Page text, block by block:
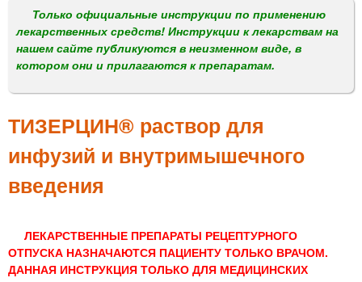
м
е
н
Только официальные инструкции по применению
лекарственных средств! Инструкции к лекарствам на
нашем сайте публикуются в неизменном виде, в
котором они и прилагаются к препаратам.
ТИЗЕРЦИН® раствор для
инфузий и внутримышечного
введения
ЛЕКАРСТВЕННЫЕ ПРЕПАРАТЫ РЕЦЕПТУРНОГО
ОТПУСКА НАЗНАЧАЮТСЯ ПАЦИЕНТУ ТОЛЬКО ВРАЧОМ.
ДАННАЯ ИНСТРУКЦИЯ ТОЛЬКО ДЛЯ МЕДИЦИНСКИХ